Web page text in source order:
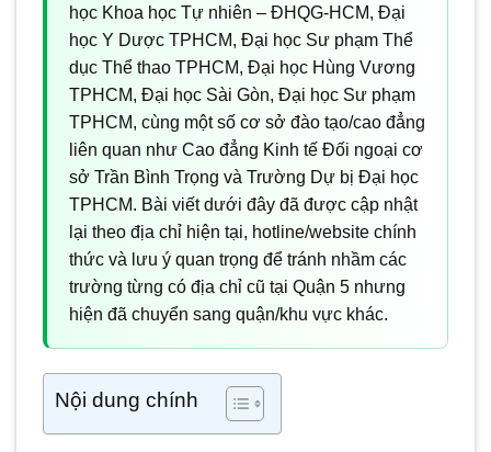
học Khoa học Tự nhiên – ĐHQG-HCM, Đại
học Y Dược TPHCM, Đại học Sư phạm Thể
dục Thể thao TPHCM, Đại học Hùng Vương
TPHCM, Đại học Sài Gòn, Đại học Sư phạm
TPHCM, cùng một số cơ sở đào tạo/cao đẳng
liên quan như Cao đẳng Kinh tế Đối ngoại cơ
sở Trần Bình Trọng và Trường Dự bị Đại học
TPHCM. Bài viết dưới đây đã được cập nhật
lại theo địa chỉ hiện tại, hotline/website chính
thức và lưu ý quan trọng để tránh nhầm các
trường từng có địa chỉ cũ tại Quận 5 nhưng
hiện đã chuyển sang quận/khu vực khác.
Nội dung chính